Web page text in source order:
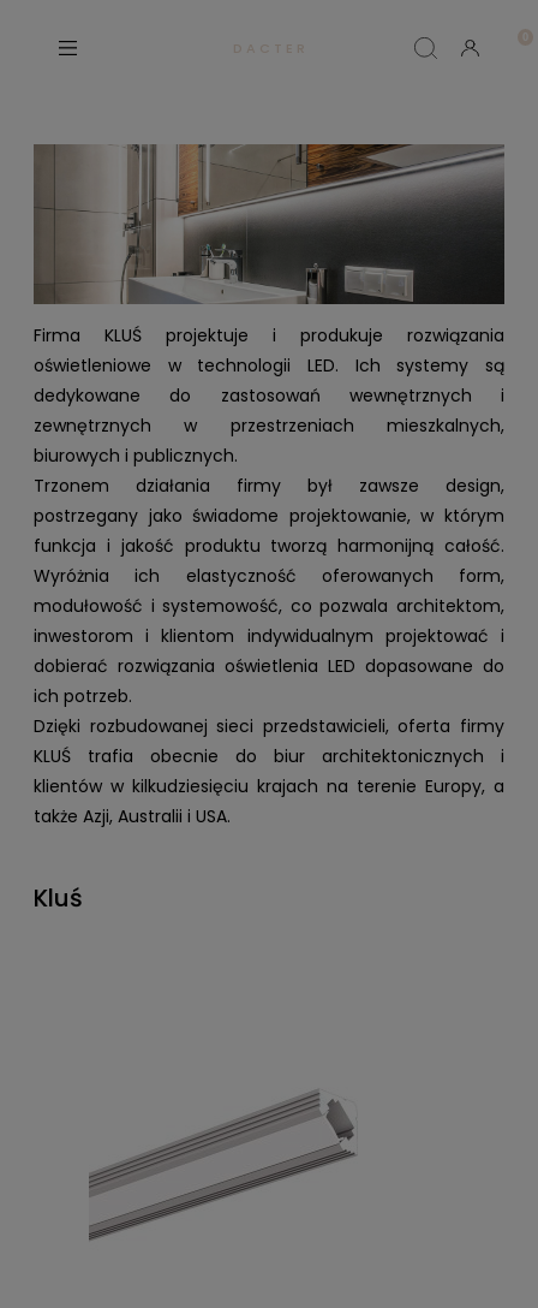
D A C T E R
Firma KLUŚ projektuje i produkuje rozwiązania
oświetleniowe w technologii LED. Ich systemy są
dedykowane do zastosowań wewnętrznych i
zewnętrznych w przestrzeniach mieszkalnych,
biurowych i publicznych.
Trzonem działania firmy był zawsze design,
postrzegany jako świadome projektowanie, w którym
funkcja i jakość produktu tworzą harmonijną całość.
Wyróżnia ich elastyczność oferowanych form,
modułowość i systemowość, co pozwala architektom,
inwestorom i klientom indywidualnym projektować i
dobierać rozwiązania oświetlenia LED dopasowane do
ich potrzeb.
Dzięki rozbudowanej sieci przedstawicieli, oferta firmy
KLUŚ trafia obecnie do biur architektonicznych i
klientów w kilkudziesięciu krajach na terenie Europy, a
także Azji, Australii i USA.
Kluś